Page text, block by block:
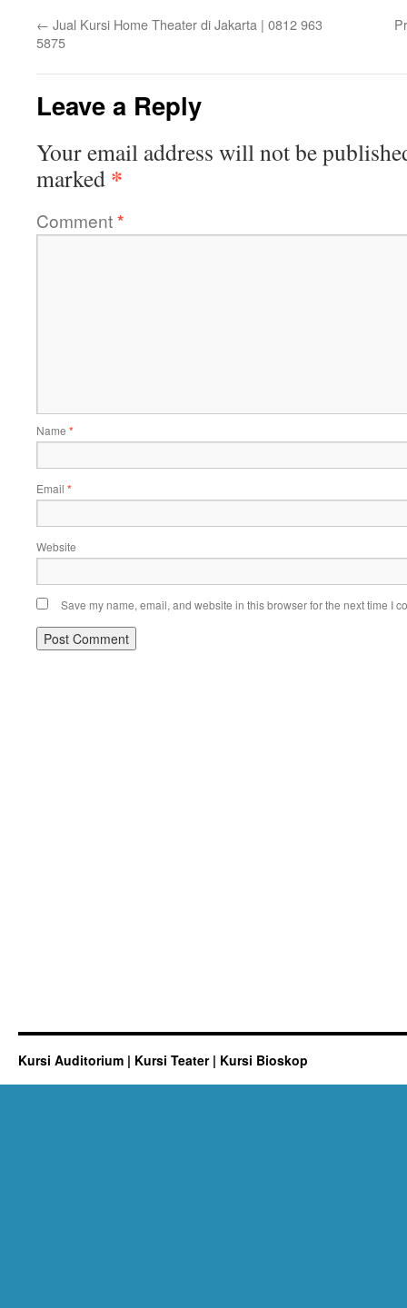
← Jual Kursi Home Theater di Jakarta | 0812 963
5875
Leave a Reply
Your email address will not be
marked *
Comment*
Name *
Email *
Website
Save my name, email, and website in this browser for the next time I
Kursi Auditorium | Kursi Teater | Kursi Bioskop